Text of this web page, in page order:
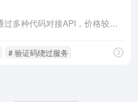
# 验证码绕过服务